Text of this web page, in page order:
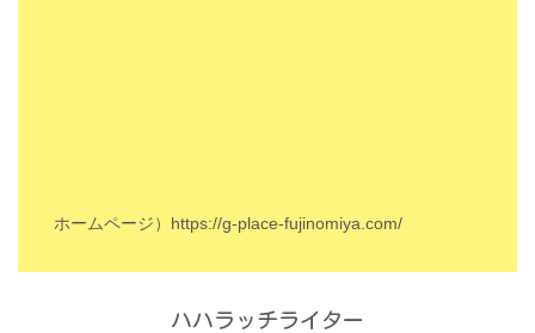
ホームページ） https://g-place-fujinomiya.com/
ハハラッチライター